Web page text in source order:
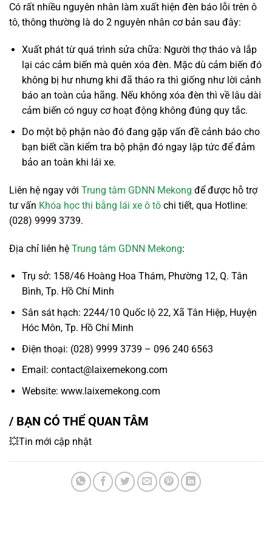
Có rất nhiều nguyên nhân làm xuất hiện đèn báo lỗi trên ô
tô, thông thường là do 2 nguyên nhân cơ bản sau đây:
Xuất phát từ quá trình sửa chữa: Người thợ tháo và lắp
lại các cảm biến mà quên xóa đèn. Mặc dù cảm biến đó
không bị hư nhưng khi đã tháo ra thì giống như lời cảnh
báo an toàn của hãng. Nếu không xóa đèn thì về lâu dài
cảm biến có nguy cơ hoạt động không đúng quy tắc.
Do một bộ phận nào đó đang gặp vấn đề cảnh báo cho
bạn biết cần kiểm tra bộ phận đó ngay lập tức để đảm
bảo an toàn khi lái xe.
Liên hệ ngay với Trung tâm GDNN Mekong để được hỗ trợ
tư vấn Khóa học thi bằng lái xe ô tô chi tiết, qua Hotline:
(028) 9999 3739.
Địa chỉ liên hệ Trung tâm GDNN Mekong:
Trụ sở: 158/46 Hoàng Hoa Thám, Phường 12, Q. Tân
Bình, Tp. Hồ Chí Minh
Sân sát hạch: 2244/10 Quốc lộ 22, Xã Tân Hiệp, Huyện
Hóc Môn, Tp. Hồ Chí Minh
Điện thoại: (028) 9999 3739 – 096 240 6563
Email: contact@laixemekong.com
Website: www.laixemekong.com
/ BẠN CÓ THỂ QUAN TÂM
💥Tin mới cập nhật